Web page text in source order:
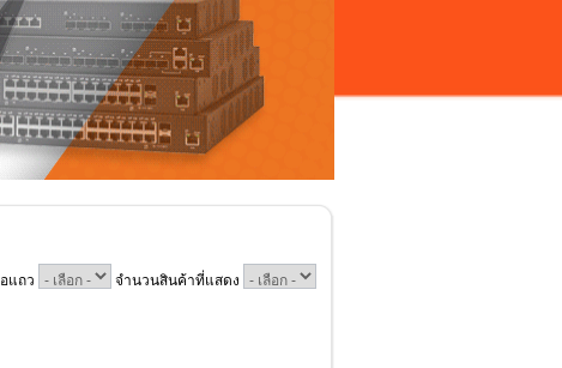
แถว จำนวนสินค้าที่แสดง